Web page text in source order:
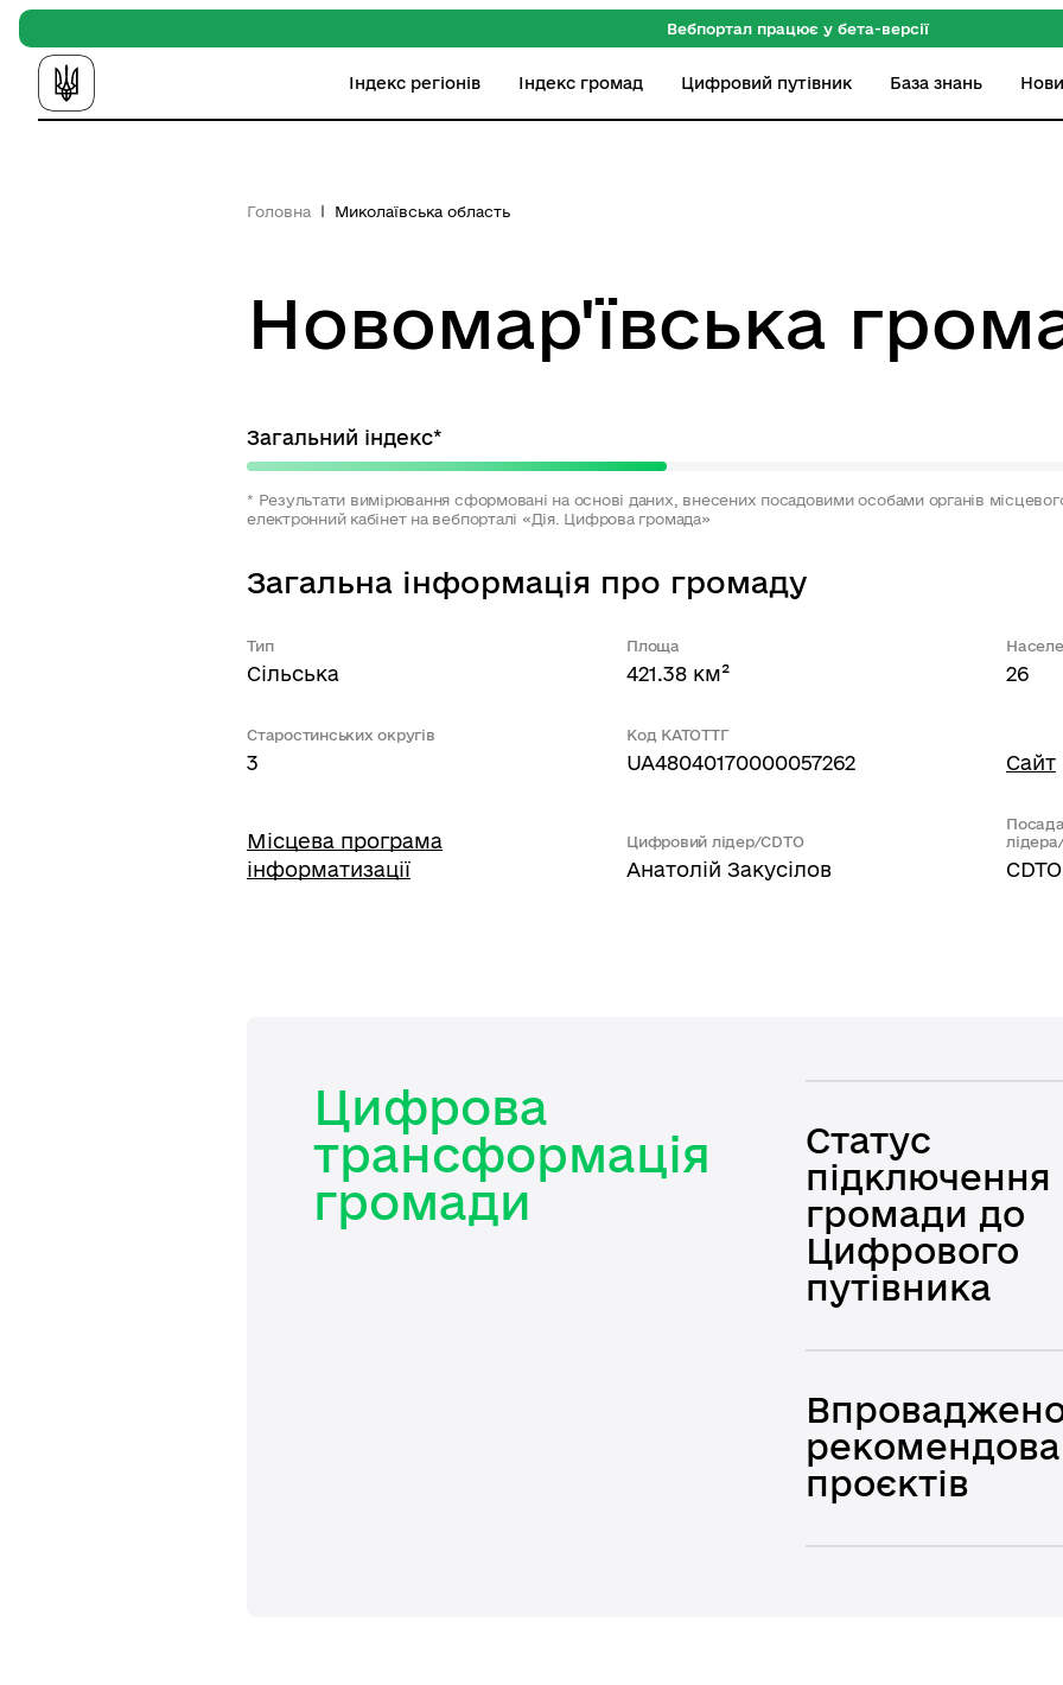
Вебпортал працює у бета-версії
Індекс регіонів Індекс громад Цифровий путівник База знань
Головна Миколаївська область
Новомар'ївська
Загальний індекс*
* Результати вимірювання сформовані на основі даних, внесених посадовими особами органів
електронний кабінет на вебпорталі «Дія. Цифрова громада»
Загальна інформація про громаду
Тип
Сільська
Площа
421.38 км² 26
Старостинських округів
3
Код КАТОТТГ
UA48040170000057262 Сайт
Місцева програма
інформатизації
Цифровий лідер/CDTO
Анатолій Закусілов CDTO
Цифрова
трансформація
громади
Статус
підключення
громади до
Цифрового
путівника
проєктів